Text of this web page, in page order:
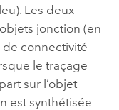
Les deux
jonction (en
de connectivité
le traçage
sur l’objet
est synthétisée